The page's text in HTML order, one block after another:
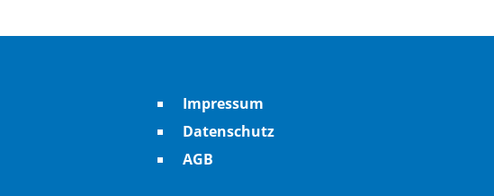
Impressum
Datenschutz
AGB